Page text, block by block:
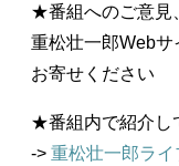
★番組へのご意見
重松壮一郎Webサ
お寄せください
★番組内で紹介し
-> 重松壮一郎ラ